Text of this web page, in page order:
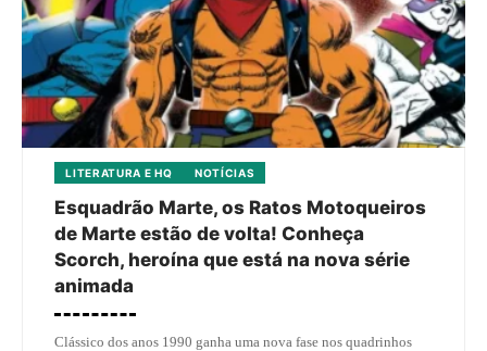
LITERATURA E HQ NOTÍCIAS
Esquadrão Marte, os Ratos Motoqueiros
de Marte estão de volta! Conheça
Scorch, heroína que está na nova série
animada
Clássico dos anos 1990 ganha uma nova fase nos quadrinhos